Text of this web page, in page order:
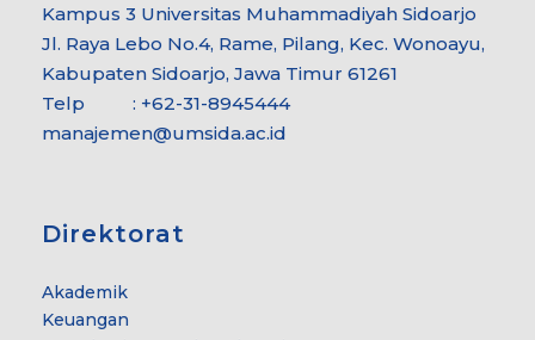
Kampus 3 Universitas Muhammadiyah Sidoarjo
Jl. Raya Lebo No.4, Rame, Pilang, Kec. Wonoayu,
Kabupaten Sidoarjo, Jawa Timur 61261
Telp : +62-31-8945444
manajemen@umsida.ac.id
Direktorat
Akademik
Keuangan